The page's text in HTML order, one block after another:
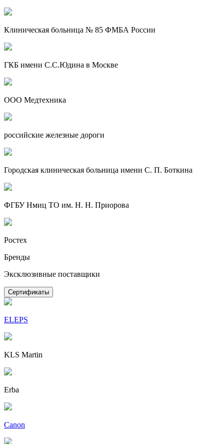
Клиническая больница № 85 ФМБА России
ГКБ имени С.С.Юдина в Москве
ООО Медтехника
российские железные дороги
Городская клиническая больница имени С. П. Боткина
ФГБУ Нмиц ТО им. Н. Н. Приорова
Ростех
Бренды
Эксклюзивные поставщики
Сертификаты
ELEPS
KLS Martin
Erba
Canon